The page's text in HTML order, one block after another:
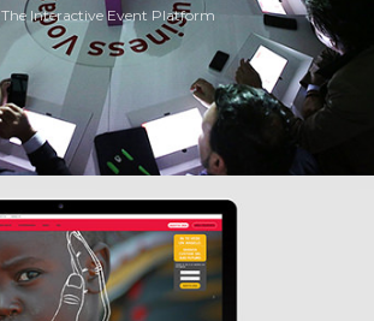
The Interactive Event Platform